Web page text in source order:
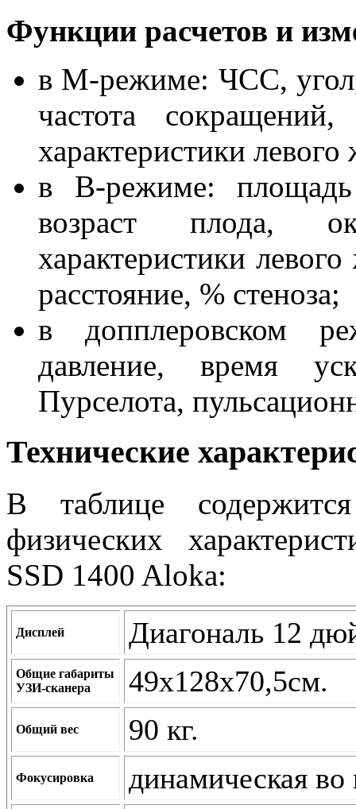
Функции расчетов и
в М-режиме: ЧСС, угол,
частота сокращений,
характеристики левого
в В-режиме:
возраст плода,
характеристики
расстояние, % стеноза;
в допплеровском
давление, время
Пурселота,
Технические
В таблице
физических
SSD 1400 Aloka:
Дисплей Диагональ 12
Общие габариты
УЗИ-сканера
49х128х70,5см.
Общий вес 90 кг.
Фокусировка динамическая во